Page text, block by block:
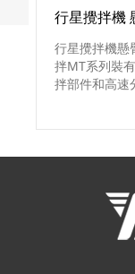
行星攪拌機懸
拌MT系列裝
拌部件和高速
拌設備，分實
廣泛應用于
電極漿料、粘
油墨、化工、
制藥等各種各